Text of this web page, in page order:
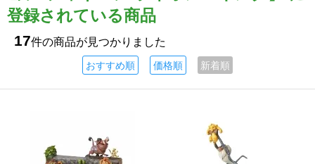
登録されている商品
17件の商品が見つかりました
おすすめ順 価格順 新着順